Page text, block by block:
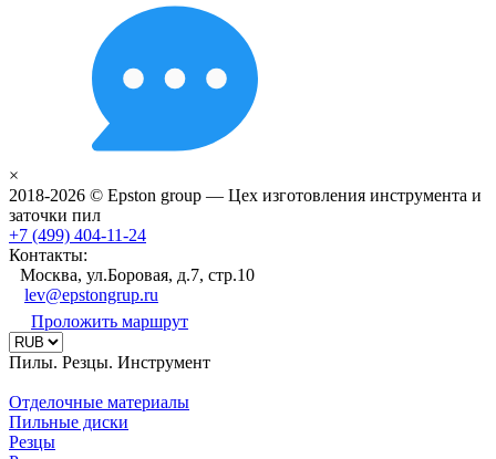
×
2018-2026 © Epston group — Цех изготовления инструмента и
заточки пил
+7 (499) 404-11-24
Контакты:
Москва, ул.Боровая, д.7, стр.10
lev@epstongrup.ru
Проложить маршрут
Пилы. Резцы. Инструмент
Отделочные материалы
Пильные диски
Резцы